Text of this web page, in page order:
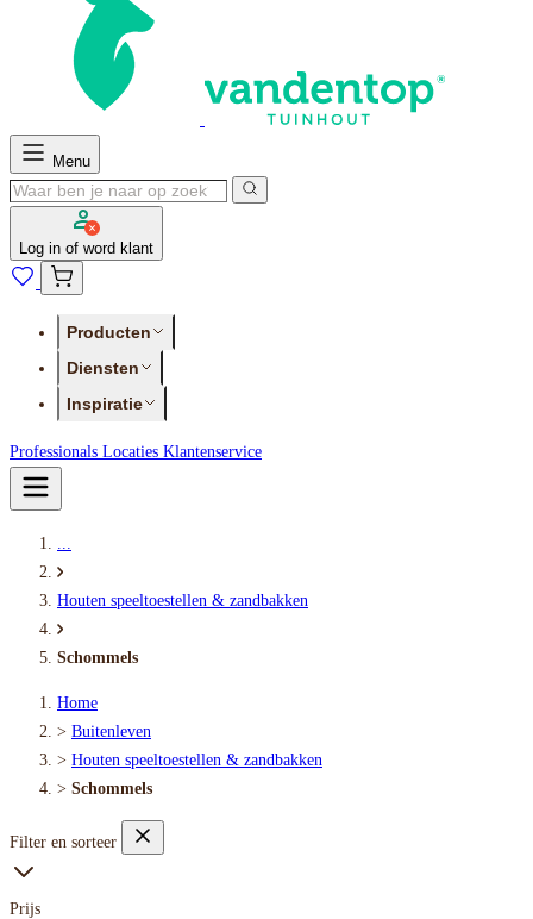
Menu
Log in of word klant
Producten
Diensten
Inspiratie
Professionals Locaties Klantenservice
...
Houten speeltoestellen & zandbakken
Schommels
Home
> Buitenleven
> Houten speeltoestellen & zandbakken
> Schommels
Filter en sorteer
Prijs